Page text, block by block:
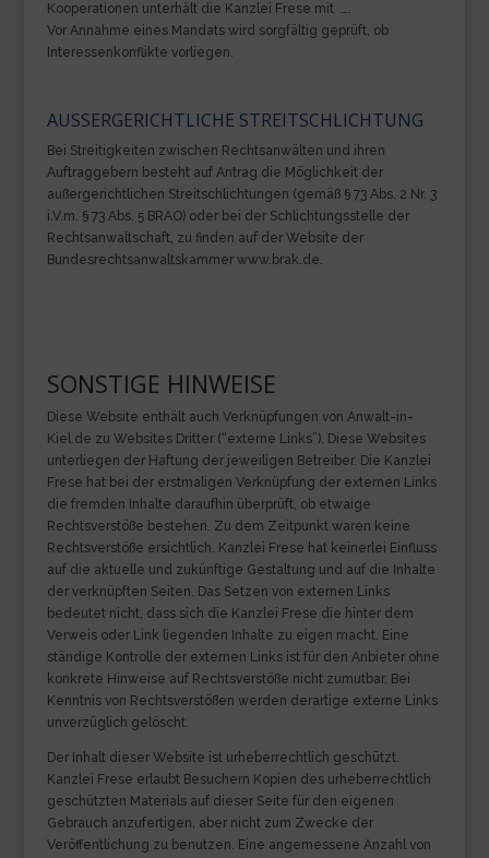
Kooperationen unterhält die Kanzlei Frese mit ….
Vor Annahme eines Mandats wird sorgfältig geprüft, ob
Interessenkonflikte vorliegen.
AUSSERGERICHTLICHE STREITSCHLICHTUNG
Bei Streitigkeiten zwischen Rechtsanwälten und ihren
Auftraggebern besteht auf Antrag die Möglichkeit der
außergerichtlichen Streitschlichtungen (gemäß § 73 Abs. 2 Nr. 3
i.V.m. § 73 Abs. 5 BRAO) oder bei der Schlichtungsstelle der
Rechtsanwaltschaft, zu finden auf der Website der
Bundesrechtsanwaltskammer www.brak.de.
SONSTIGE HINWEISE
Diese Website enthält auch Verknüpfungen von Anwalt-in-
Kiel.de zu Websites Dritter (“externe Links”). Diese Websites
unterliegen der Haftung der jeweiligen Betreiber. Die Kanzlei
Frese hat bei der erstmaligen Verknüpfung der externen Links
die fremden Inhalte daraufhin überprüft, ob etwaige
Rechtsverstöße bestehen. Zu dem Zeitpunkt waren keine
Rechtsverstöße ersichtlich. Kanzlei Frese hat keinerlei Einfluss
auf die aktuelle und zukünftige Gestaltung und auf die Inhalte
der verknüpften Seiten. Das Setzen von externen Links
bedeutet nicht, dass sich die Kanzlei Frese die hinter dem
Verweis oder Link liegenden Inhalte zu eigen macht. Eine
ständige Kontrolle der externen Links ist für den Anbieter ohne
konkrete Hinweise auf Rechtsverstöße nicht zumutbar. Bei
Kenntnis von Rechtsverstößen werden derartige externe Links
unverzüglich gelöscht.
Der Inhalt dieser Website ist urheberrechtlich geschützt.
Kanzlei Frese erlaubt Besuchern Kopien des urheberrechtlich
geschützten Materials auf dieser Seite für den eigenen
Gebrauch anzufertigen, aber nicht zum Zwecke der
Veröffentlichung zu benutzen. Eine angemessene Anzahl von